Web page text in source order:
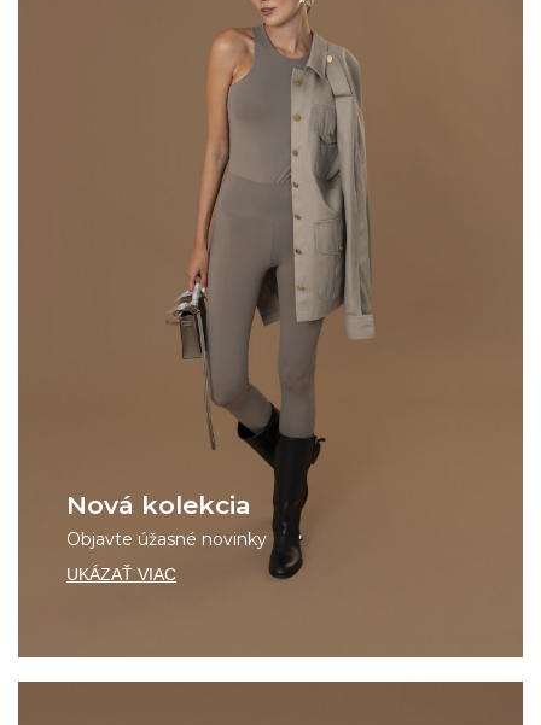
Nová kolekcia
Objavte úžasné novinky
UKÁZAŤ VIAC